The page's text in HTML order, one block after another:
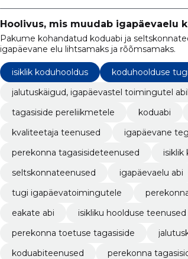
Hoolivus, mis muudab igapäevaelu
Pakume kohandatud koduabi ja
igapäevane elu lihtsamaks ja rõõmsamaks.
isiklik koduhooldus koduhoolduse tugi
jalutuskäigud, igapäevastel toimingutel
tagasiside pereliikmetele
koduabi
kvaliteetaja teenused
igapäevane
perekonna tagasisideteenused
isiklik
seltskonnateenused
igapäevaelu abi
tugi igapäevatoimingutele
eakate abi
isikliku hoolduse teenused
perekonna toetuse tagasiside
koduabiteenused
perekonna